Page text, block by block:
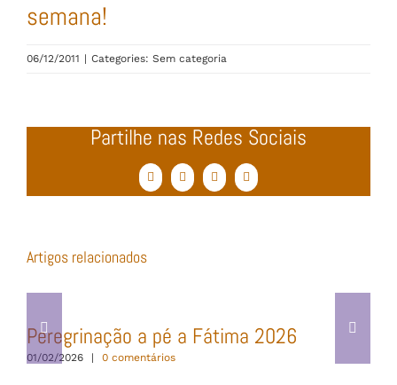
semana!
06/12/2011 | Categories: Sem categoria
Partilhe nas Redes Sociais
FacebookTwitterWhatsApp
Email
(necessário
Artigos relacionados
Peregrinação a pé a Fátima 2026
01/02/2026 | 0 comentários